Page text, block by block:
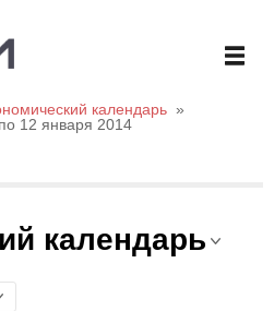
календарь »
12 января 2014
календарь